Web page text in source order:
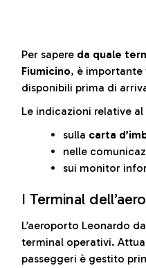
Per sapere da quale
Fiumicino, è
disponibili prima di
Le indicazioni relative
sulla carta
nelle
sui monitor
I Terminal
L’aeroporto Leonardo
terminal operativi.
passeggeri è gestito